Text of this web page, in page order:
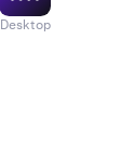
Desktop